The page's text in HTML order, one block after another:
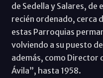
de Sedella y Salares,
recién ordenado, cerca
estas Parroquias
volviendo a su puesto
además, como Director
Ávila”, hasta 1958.